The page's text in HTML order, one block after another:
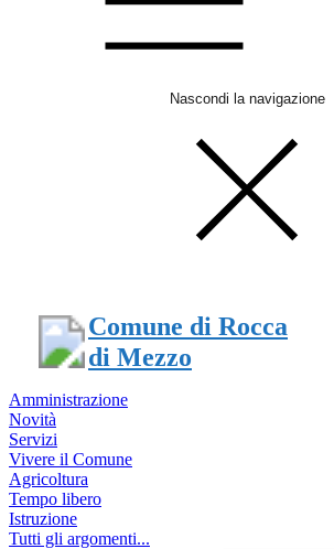
Nascondi la navigazione
Comune di Rocca
di Mezzo
Amministrazione
Novità
Servizi
Vivere il Comune
Agricoltura
Tempo libero
Istruzione
Tutti gli argomenti...